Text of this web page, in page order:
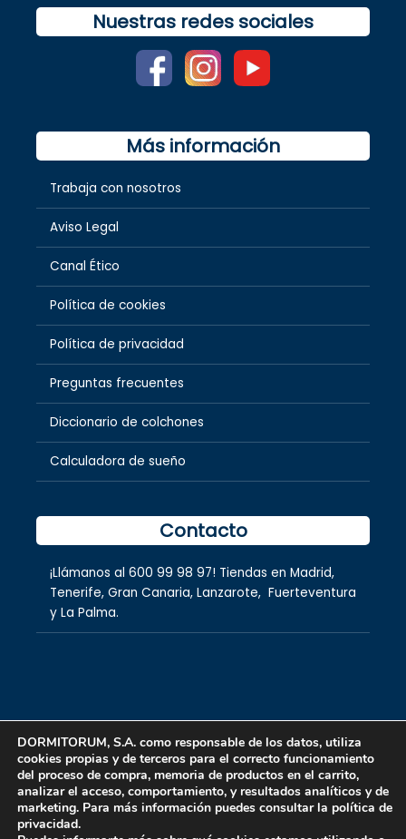
Nuestras redes sociales
Más información
Trabaja con nosotros
Aviso Legal
Canal Ético
Política de cookies
Política de privacidad
Preguntas frecuentes
Diccionario de colchones
Calculadora de sueño
Contacto
¡Llámanos al 600 99 98 97! Tiendas en Madrid,
Tenerife, Gran Canaria, Lanzarote, Fuerteventura
y La Palma.
Copyright © 2026 dormitorum S.A.
DORMITORUM, S.A. como responsable de los datos, utiliza
cookies propias y de terceros para el correcto funcionamiento
del proceso de compra, memoria de productos en el carrito,
analizar el acceso, comportamiento, y resultados analíticos y de
marketing. Para más información puedes consultar la política de
privacidad.